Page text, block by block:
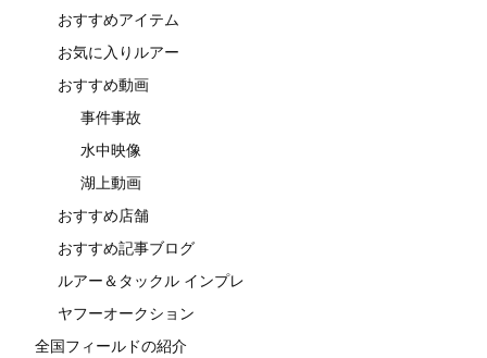
おすすめアイテム
お気に入りルアー
おすすめ動画
事件事故
水中映像
湖上動画
おすすめ店舗
おすすめ記事ブログ
ルアー＆タックル インプレ
ヤフーオークション
全国フィールドの紹介